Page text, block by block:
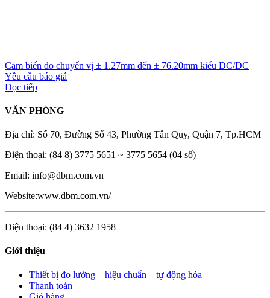
Cảm biến đo chuyển vị ± 1.27mm đến ± 76.20mm kiểu DC/DC
Yêu cầu báo giá
Đọc tiếp
VĂN PHÒNG
Địa chỉ: Số 70, Đường Số 43, Phường Tân Quy, Quận 7, Tp.HCM
Điện thoại: (84 8) 3775 5651 ~ 3775 5654 (04 số)
Email: info@dbm.com.vn
Website:www.dbm.com.vn/
Điện thoại: (84 4) 3632 1958
Giới thiệu
Thiết bị đo lường – hiệu chuẩn – tự động hóa
Thanh toán